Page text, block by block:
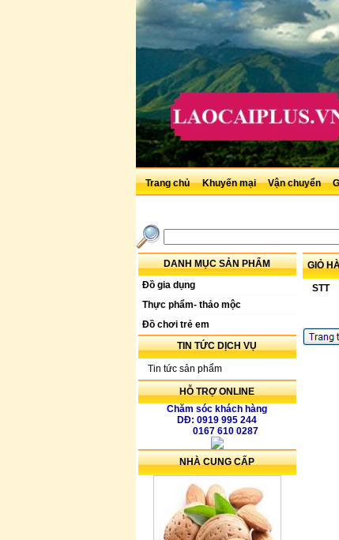
Trang chủ Khuyến mại Vận chuyển
DANH MỤC SẢN PHẨM
Đồ gia dụng
Thực phẩm- thảo mộc
Đồ chơi trẻ em
TIN TỨC DỊCH VỤ
Tin tức sản phẩm
HỖ TRỢ ONLINE
Chăm sóc khách hàng
DĐ: 0919 995 244
0167 610 0287
NHÀ CUNG CẤP
GIỎ
STT